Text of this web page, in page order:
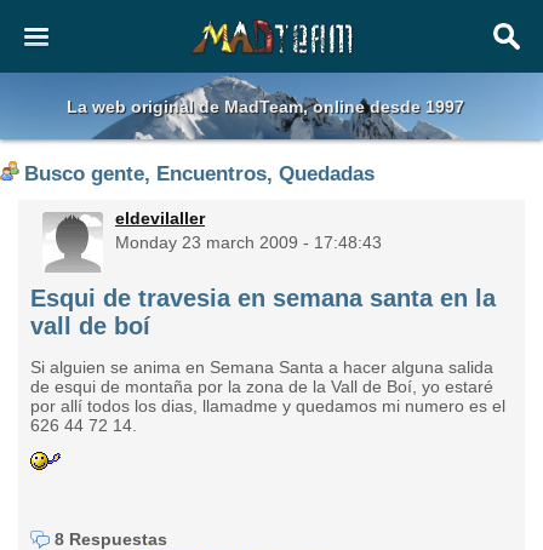
La web original de MadTeam, online desde 1997
Busco gente, Encuentros, Quedadas
eldevilaller
Monday 23 march 2009 - 17:48:43
Esqui de travesia en semana santa en la
vall de boí
Si alguien se anima en Semana Santa a hacer alguna salida
de esqui de montaña por la zona de la Vall de Boí, yo estaré
por allí todos los dias, llamadme y quedamos mi numero es el
626 44 72 14.
8 Respuestas